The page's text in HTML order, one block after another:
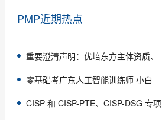
PMP近期热点
重要澄清声明：优培东方主体资质、
零基础考广东人工智能训练师 小白
CISP 和 CISP-PTE、CISP-DSG 专项